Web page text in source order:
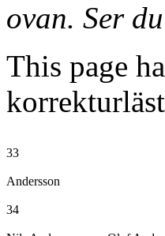
ovan. Ser
This page
33
Andersson
34